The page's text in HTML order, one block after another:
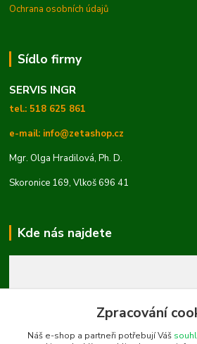
Ochrana osobních údajů
Sídlo firmy
SERVIS INGR
tel.: 518 625 861
e-mail: info@zetashop.cz
Mgr. Olga Hradilová, Ph. D.
Skoronice 169, Vlkoš 696 41
Kde nás najdete
Zpracování
Náš e-shop a partneři potřebují Váš